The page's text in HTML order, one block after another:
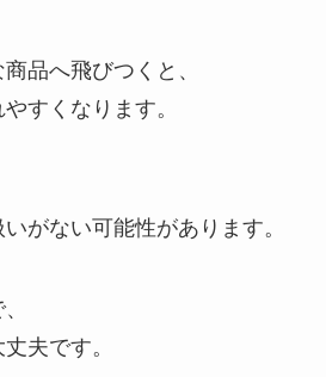
品へ飛びつくと、
すくなります。
がない可能性があります。
夫です。